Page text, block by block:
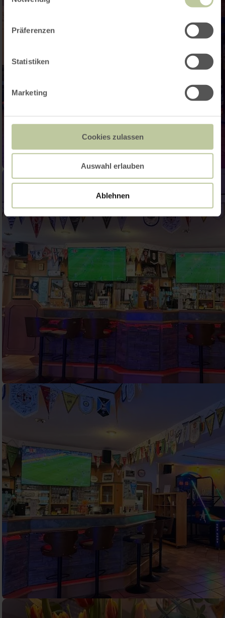
Präferenzen
Statistiken
Marketing
Cookies zulassen
Auswahl erlauben
Ablehnen